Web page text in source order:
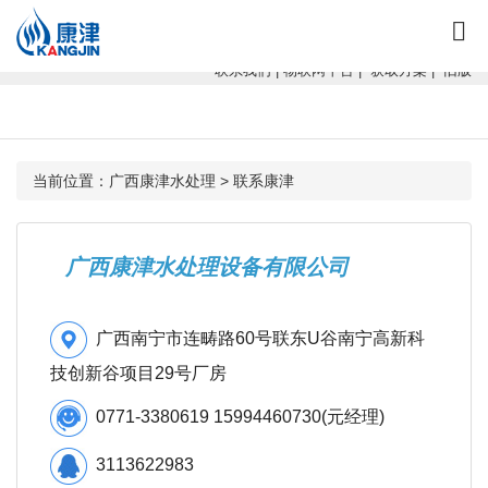
康津水处理：专注软化水设备、反渗透设备、超滤设备、一体化净水设
备！
联系我们 | 物联网平台 | 获取方案 | 旧版
当前位置： 广西康津水处理 > 联系康津
广西康津水处理设备有限公司
广西南宁市连畴路60号联东U谷南宁高新科
技创新谷项目29号厂房
0771-3380619 15994460730(元经理)
3113622983